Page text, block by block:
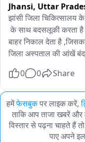
Jhansi, Uttar
झांसी जिला चिकित्सालय
के साथ बदसलूकी करता है
बाहर निकाल देता है
जिला अस्पताल की आंखें
0
0 Share
हमेंफेसबुकपर लाइक करें,
ताकि आप ताजा खबरें
विस्तार से पढ़ना चाहते हैं तो
पाए अपने